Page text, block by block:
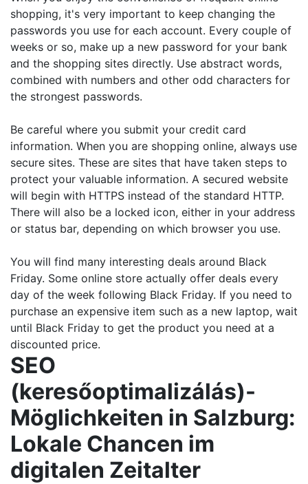
shopping, it's very important to keep changing the
passwords you use for each account. Every couple of
weeks or so, make up a new password for your bank
and the shopping sites directly. Use abstract words,
combined with numbers and other odd characters for
the strongest passwords.
Be careful where you submit your credit card
information. When you are shopping online, always use
secure sites. These are sites that have taken steps to
protect your valuable information. A secured website
will begin with HTTPS instead of the standard HTTP.
There will also be a locked icon, either in your address
or status bar, depending on which browser you use.
You will find many interesting deals around Black
Friday. Some online store actually offer deals every
day of the week following Black Friday. If you need to
purchase an expensive item such as a new laptop, wait
until Black Friday to get the product you need at a
discounted price.
SEO
(keresőoptimalizálás)-
Möglichkeiten in Salzburg:
Lokale Chancen im
digitalen Zeitalter